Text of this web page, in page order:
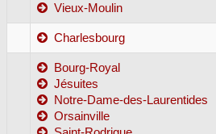
Vieux-Moulin
Charlesbourg
Bourg-Royal
Jésuites
Notre-Dame-des-Laurentides
Orsainville